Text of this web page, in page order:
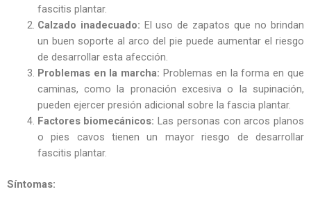
fascitis plantar.
Calzado inadecuado: El uso de zapatos que no brindan
un buen soporte al arco del pie puede aumentar el riesgo
de desarrollar esta afección.
Problemas en la marcha: Problemas en la forma en que
caminas, como la pronación excesiva o la supinación,
pueden ejercer presión adicional sobre la fascia plantar.
Factores biomecánicos: Las personas con arcos planos
o pies cavos tienen un mayor riesgo de desarrollar
fascitis plantar.
Síntomas: